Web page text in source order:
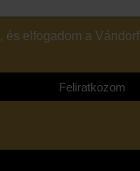
és elfogadom a
Feliratkozom